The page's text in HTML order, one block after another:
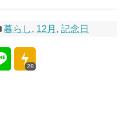
暮らし, 12月 ,記念日
29